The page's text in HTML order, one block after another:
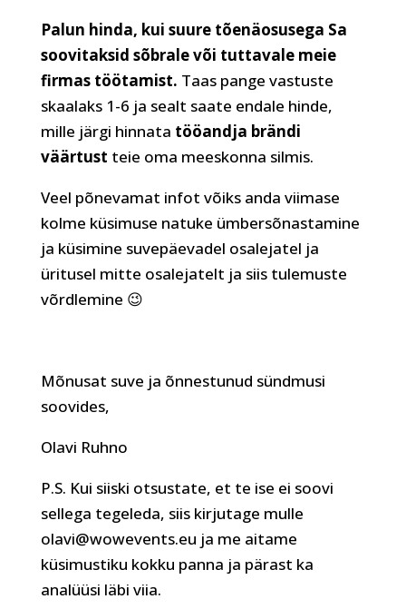
Palun hinda, kui suure tõenäosusega Sa
soovitaksid sõbrale või tuttavale meie
firmas töötamist. Taas pange vastuste
skaalaks 1-6 ja sealt saate endale hinde,
mille järgi hinnata tööandja brändi
väärtust teie oma meeskonna silmis.
Veel põnevamat infot võiks anda viimase
kolme küsimuse natuke ümbersõnastamine
ja küsimine suvepäevadel osalejatel ja
üritusel mitte osalejatelt ja siis tulemuste
võrdlemine 😉
Mõnusat suve ja õnnestunud sündmusi
soovides,
Olavi Ruhno
P.S. Kui siiski otsustate, et te ise ei soovi
sellega tegeleda, siis kirjutage mulle
olavi@wowevents.eu ja me aitame
küsimustiku kokku panna ja pärast ka
analüüsi läbi viia.